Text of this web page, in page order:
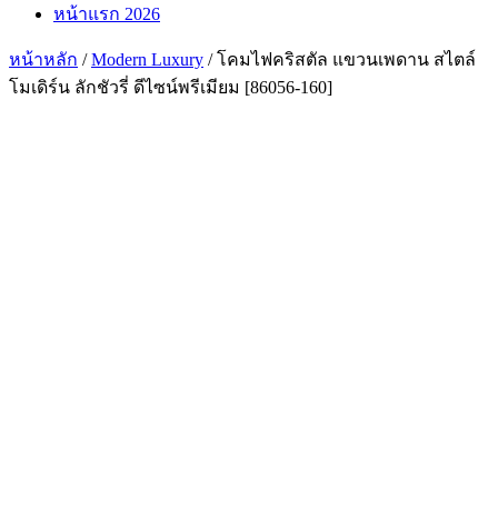
หน้าแรก 2026
หน้าหลัก /Modern Luxury / โคมไฟคริสตัล แขวนเพดาน สไตล์
โมเดิร์น ลักชัวรี่ ดีไซน์พรีเมียม [86056-160]